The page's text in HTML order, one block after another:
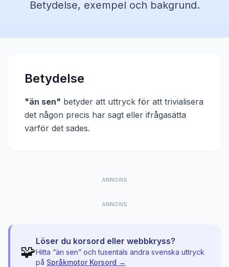
Betydelse, exempel och bakgrund.
Betydelse
"än sen" betyder att uttryck för att trivialisera
det någon precis har sagt eller ifrågasätta
varför det sades.
ANNONS
ANNONS
🧩
Löser du korsord eller webbkryss?
Hitta “än sen” och tusentals andra svenska uttryck
på Språkmotor Korsord →